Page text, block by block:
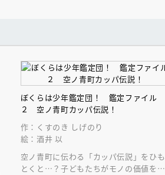
ぼくらは少年鑑定団！ 鑑定ファイル
２ 空ノ青町カッパ伝説！
作：くすのき しげのり
絵：酒井 以
空ノ青町に伝わる「カッパ伝説」をひも
とくと…？子どもたちがモノの価値を鑑
えほん通信